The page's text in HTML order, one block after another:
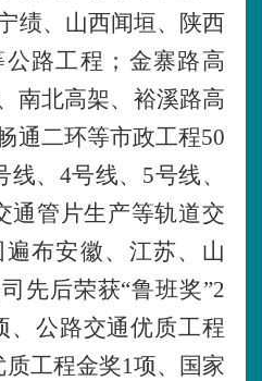
绩、山西闻垣、陕西
路工程；金寨路高
南北高架、裕溪路高
通二环等市政工程50
、4号线、5号线、
通管片生产等轨道交
布安徽、江苏、山
先后荣获“鲁班奖”2
、公路交通优质工程
工程金奖1项、国家